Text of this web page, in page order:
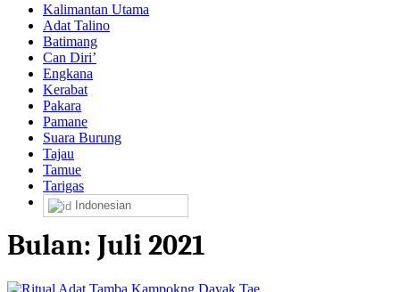
Kalimantan Utama
Adat Talino
Batimang
Can Diri’
Engkana
Kerabat
Pakara
Pamane
Suara Burung
Tajau
Tamue
Tarigas
Indonesian
Bulan: Juli 2021